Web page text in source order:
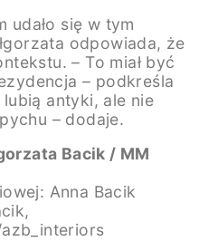
udało się w tym
odpowiada, że
– To miał być
– podkreśla
lubią antyki, ale nie
– dodaje.
Bacik / MM
Anna Bacik